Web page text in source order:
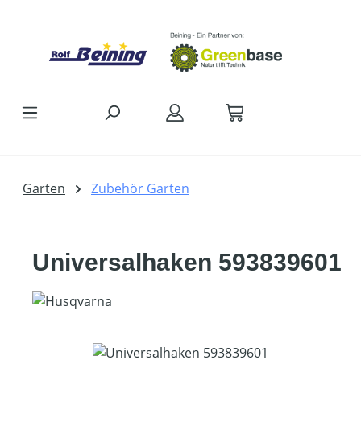
Garten Zubehör Garten
Universalhaken 593839601
Bildergalerie überspringen